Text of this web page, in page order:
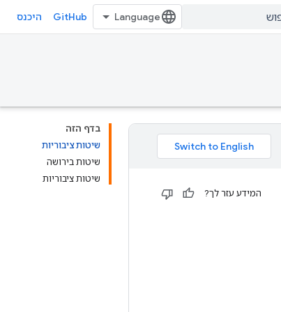
GitHub היכנס
בדף הזה
שיטות ציבוריות
שיטות בירושה
שיטות ציבוריות
המידע עזר לך?